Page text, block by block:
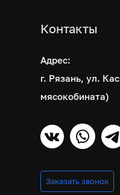
Контакты
Адрес:
г. Рязань, ул.
мясокобината)
Заказать звонок